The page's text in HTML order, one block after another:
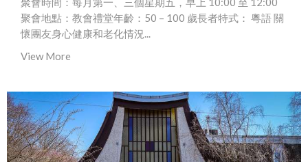
聚會地點：教會禮堂年齡：50 – 100 歲長者特式： 粵語 關
懷團友身心健康和老化情況...
View More